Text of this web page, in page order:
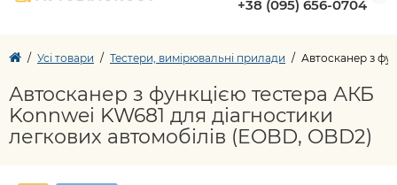
+38 (095) 656-0704
Усі товари Тестери, вимірювальні прилади Автосканер з
Автосканер з функцією тестера АКБ
Konnwei KW681 для діагностики
легкових автомобілів (EOBD, OBD2)